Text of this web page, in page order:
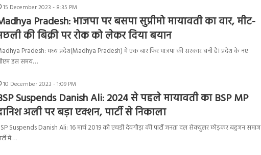
15 December 2023 - 8:35 PM
Pradesh: भाजपा पर बसपा सुप्रीमो मायावती का वार, मीट-
की बिक्री पर रोक को लेकर दिया बयान
Pradesh: मध्य प्रदेश(Madhya Pradesh) में एक बार फिर भाजपा की सरकार बनी है। प्रदेश के नए
इस समय…
10 December 2023 - 1:09 PM
Suspends Danish Ali: 2024 से पहले मायावती का BSP MP
अली पर बड़ा एक्शन, पार्टी से निकाला
Suspends Danish Ali: 16 मार्च 2019 को एचडी देवगौड़ा की पार्टी जनता दल सेक्युलर छोड़कर बहुजन समाज
में…